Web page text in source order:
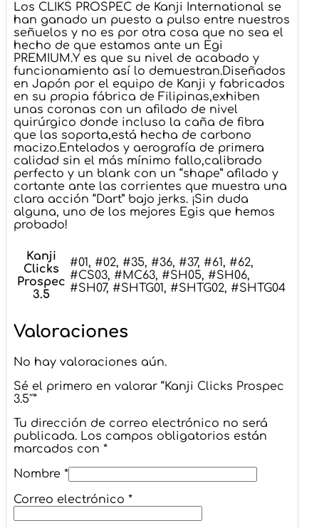
Los CLIKS PROSPEC de Kanji International se
han ganado un puesto a pulso entre nuestros
señuelos y no es por otra cosa que no sea el
hecho de que estamos ante un Egi
PREMIUM.Y es que su nivel de acabado y
funcionamiento así lo demuestran.Diseñados
en Japón por el equipo de Kanji y fabricados
en su propia fábrica de Filipinas,exhiben
unas coronas con un afilado de nivel
quirúrgico donde incluso la caña de fibra
que las soporta,está hecha de carbono
macizo.Entelados y aerografía de primera
calidad sin el más mínimo fallo,calibrado
perfecto y un blank con un “shape” afilado y
cortante ante las corrientes que muestra una
clara acción “Dart” bajo jerks. ¡Sin duda
alguna, uno de los mejores Egis que hemos
probado!
Kanji
Clicks
Prospec
3.5
#01, #02, #35, #36, #37, #61, #62,
#CS03, #MC63, #SH05, #SH06,
#SH07, #SHTG01, #SHTG02, #SHTG04
Valoraciones
No hay valoraciones aún.
Sé el primero en valorar “Kanji Clicks Prospec
3.5″”
Tu dirección de correo electrónico no será
publicada. Los campos obligatorios están
marcados con *
Nombre *
Correo electrónico *